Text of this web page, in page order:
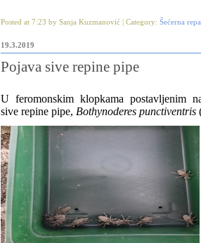
Posted at 7:23 by Sanja Kuzmanović | Category: Šećerna repa
19.3.2019
Pojava sive repine pipe
U feromonskim klopkama postavljenim
sive repine pipe, Bothynoderes punctiventris